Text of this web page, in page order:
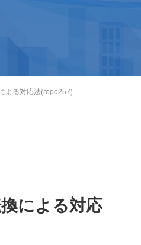
よる対応法(repo257)
による対応